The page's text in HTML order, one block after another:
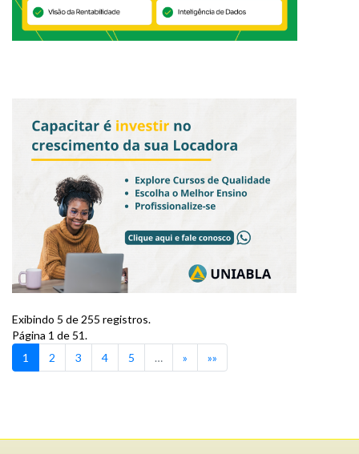
Exibindo 5 de 255 registros.
Página 1 de 51.
1
2 3 4 5 … » »»